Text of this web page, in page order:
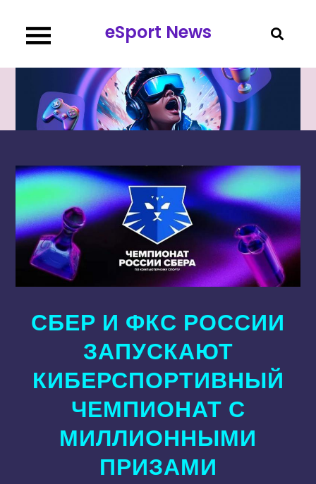
содержимому
eSport News
СБЕР И ФКС РОССИИ
ЗАПУСКАЮТ
КИБЕРСПОРТИВНЫЙ
ЧЕМПИОНАТ С
МИЛЛИОННЫМИ
ПРИЗАМИ